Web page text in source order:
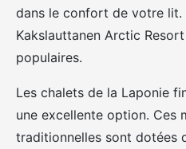
dans le confort de votre lit.
Kakslauttanen Arctic
populaires.
Les chalets de la Laponie
une excellente option. Ces
traditionnelles sont dotées